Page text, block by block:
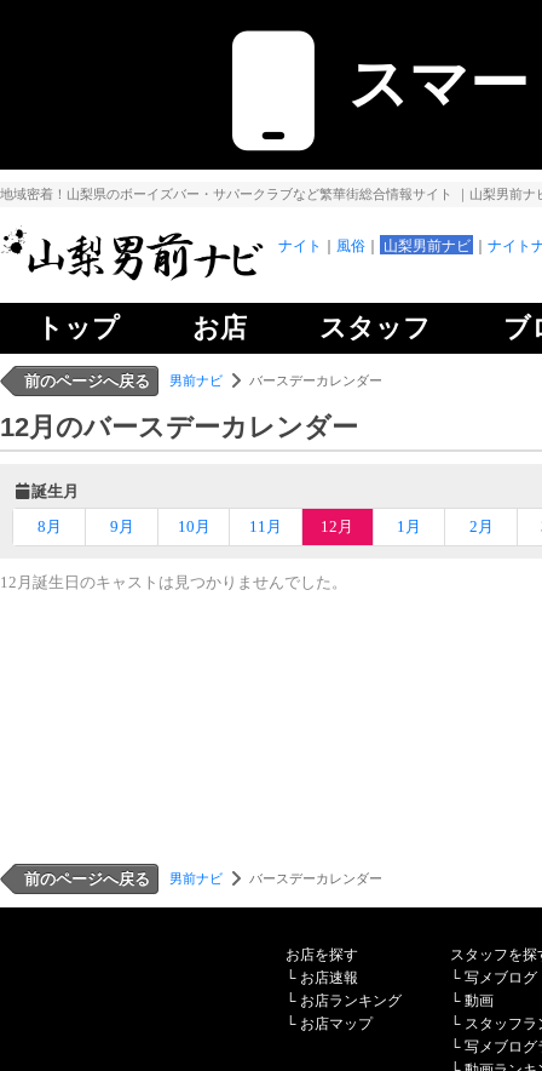
スマ
地域密着！山梨県のボーイズバー・サパークラブなど繁華街総合情報サイト ｜山梨男前ナ
ナイト 風俗 山梨男前ナビ ナイト
トップ お店 スタッフ ブ
前のページへ戻る 男前ナビ バースデーカレンダー
12月のバースデーカレンダー
誕生月
8月
9月 10月 11月 12月 1月 2月
12月誕生日のキャストは見つかりませんでした。
前のページへ戻る 男前ナビ バースデーカレンダー
お店を探す
└ お店速報
└ お店ランキング
└ お店マップ
スタッフを探
└ 写メブログ
└ 動画
└ スタッフラ
└ 写メブログ